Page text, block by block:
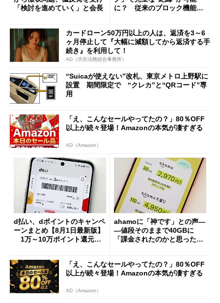
「検討を進めていく」と会長
に？ 従来のブロック機能と
カードローン50万円以上の人は、返済を3～6
ヶ月停止して『大幅に減額してから返済する手
続き』を利用して！
AD（渋谷法務総合事務所）
“Suicaが使えない”改札、東京メトロ上野駅に
設置 期間限定で “クレカ”と“QRコード”専
用
「え、こんなセールやってたの？」80％OFF
以上が続々登場！Amazonの本気が凄すぎる
AD（Amazon）
d払い、dポイントのキャンペ
ーンまとめ【8月1日最新版】
1万～10万ポイント還元の
ahamoに「神です」との声―
―値段そのままで40GBに
「課金されたのかと思った」
「え、こんなセールやってたの？」80％OFF
以上が続々登場！Amazonの本気が凄すぎる
AD（Amazon）